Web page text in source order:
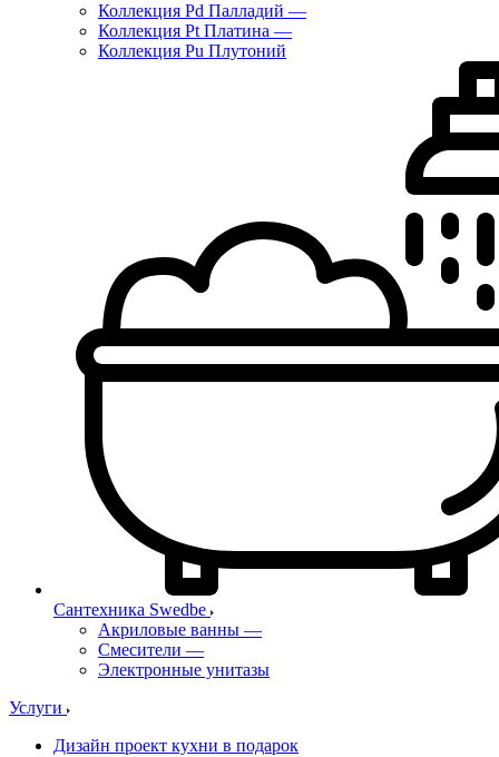
Коллекция Pd Палладий —
Коллекция Pt Платина —
Коллекция Pu Плутоний
Сантехника Swedbe
Акриловые ванны —
Смесители —
Электронные унитазы
Услуги
Дизайн проект кухни в подарок